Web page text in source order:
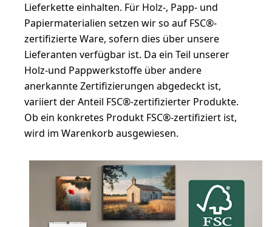
Lieferkette einhalten. Für Holz-, Papp- und
Papiermaterialien setzen wir so auf FSC®-
zertifizierte Ware, sofern dies über unsere
Lieferanten verfügbar ist. Da ein Teil unserer
Holz-und Pappwerkstoffe über andere
anerkannte Zertifizierungen abgedeckt ist,
variiert der Anteil FSC®-zertifizierter Produkte.
Ob ein konkretes Produkt FSC®-zertifiziert ist,
wird im Warenkorb ausgewiesen.